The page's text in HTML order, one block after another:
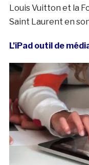
Louis Vuitton et la
Saint Laurent en
L’iPad outil de